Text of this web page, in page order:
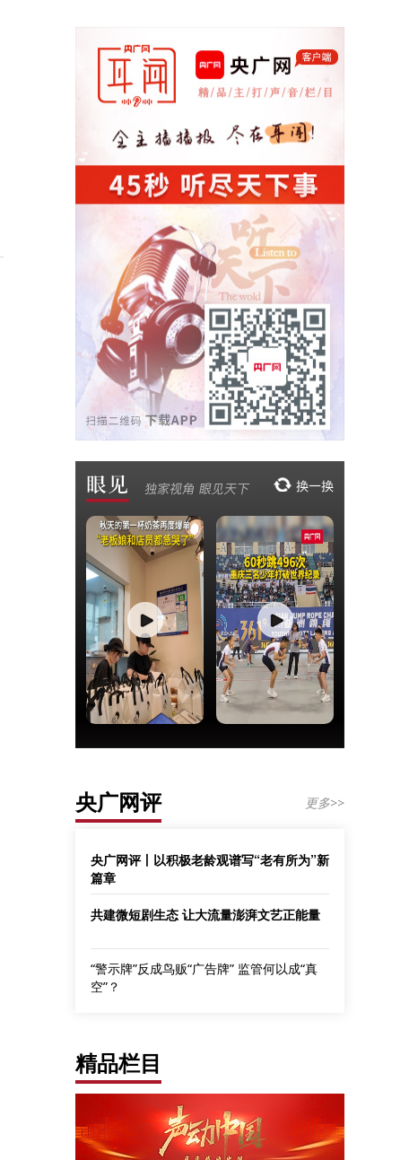
央广网评 更多>>
央广网评丨以积极老龄观谱写“老有所为”新
篇章
共建微短剧生态 让大流量澎湃文艺正能量
“警示牌”反成鸟贩“广告牌” 监管何以成“真
空”？
精品栏目